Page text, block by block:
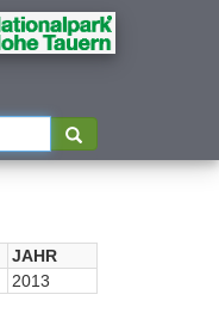
JAHR
2013